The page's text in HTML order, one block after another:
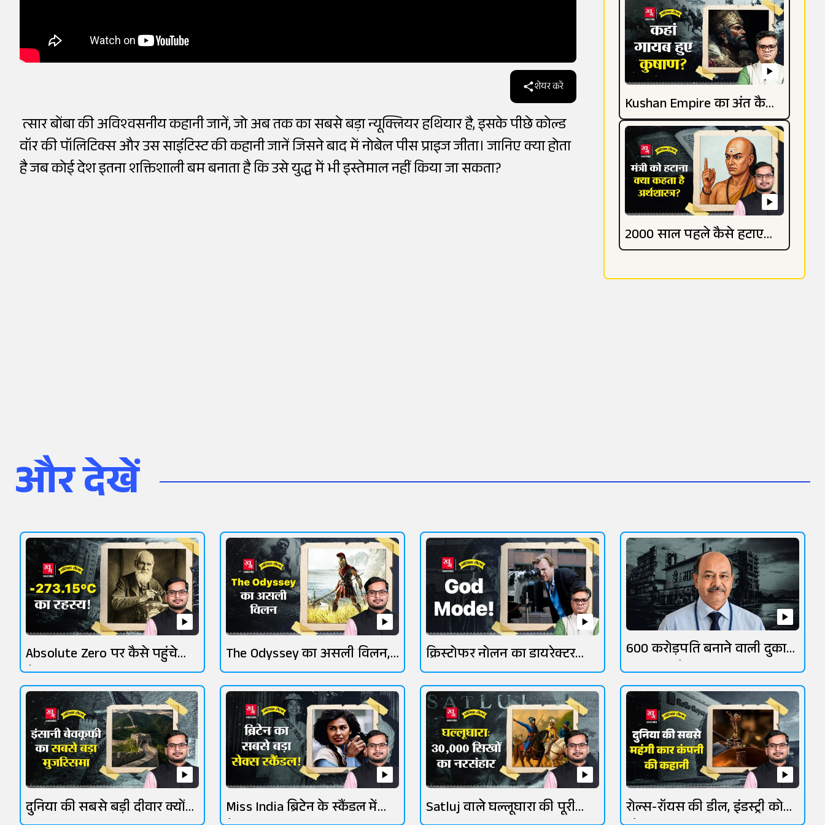
शेयर करें
त्सार बोंबा की अविश्वसनीय कहानी जानें, जो अब तक का सबसे बड़ा न्यूक्लियर हथियार है, इसके पीछे कोल्ड
वॉर की पॉलिटिक्स और उस साइंटिस्ट की कहानी जानें जिसने बाद में नोबेल पीस प्राइज जीता। जानिए क्या होता
है जब कोई देश इतना शक्तिशाली बम बनाता है कि उसे युद्ध में भी इस्तेमाल नहीं किया जा सकता?
Kushan Empire का अंत कैसे
हुआ? जानिए
2000 साल पहले कैसे हटाए
जाते थे मंत्री?
और देखें
Absolute Zero पर कैसे पहुंचे
वैज्ञानिक?
The Odyssey का असली विलन,
जानिए
क्रिस्टोफर नोलन का डायरेक्टर
बनने का सफर
600 करोड़पति बनाने वाली दुकान
। अलिफ लैला
दुनिया की सबसे बड़ी दीवार क्यों
Miss India ब्रिटेन के स्कैंडल में
Satluj वाले घल्लूघारा की पूरी
रोल्स-रॉयस की डील, इंडस्ट्री को